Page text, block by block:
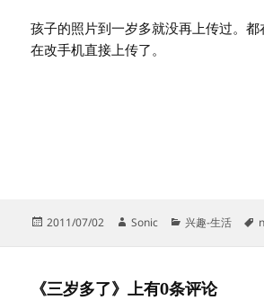
孩子的照片到一岁多就没再上传过。
在改手机直接上传了。
发
2011/07/02
作
Sonic
分
兴趣-生活
《三岁多了》上有0条评论